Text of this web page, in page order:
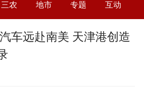
三农 地市 专题 互动
车远赴南美 天津港创造